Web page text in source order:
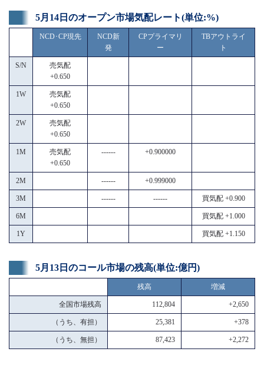
5月14日のオープン市場気配レート(単位:%)
NCD･CP現先
NCD新
発
CPプライマリ
ー
TBアウトライ
ト
S/N
売気配
+0.650
1W
売気配
+0.650
2W
売気配
+0.650
1M
売気配
+0.650
------ +0.900000
2M ------ +0.999000
3M ------ ------ 買気配 +0.900
6M 買気配 +1.000
1Y 買気配 +1.150
5月13日のコール市場の残高(単位:億円)
残高 増減
全国市場残高 112,804 +2,650
（うち、有担） 25,381 +378
（うち、無担） 87,423 +2,272